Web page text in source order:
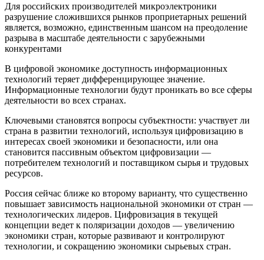
Для российских производителей микроэлектроники
разрушение сложившихся рынков проприетарных решений
является, возможно, единственным шансом на преодоление
разрыва в масштабе деятельности с зарубежными
конкурентами
В цифровой экономике доступность информационных
технологий теряет дифференцирующее значение.
Информационные технологии будут проникать во все сферы
деятельности во всех странах.
Ключевыми становятся вопросы субъектности: участвует ли
страна в развитии технологий, используя цифровизацию в
интересах своей экономики и безопасности, или она
становится пассивным объектом цифровизации —
потребителем технологий и поставщиком сырья и трудовых
ресурсов.
Россия сейчас ближе ко второму варианту, что существенно
повышает зависимость национальной экономики от стран —
технологических лидеров. Цифровизация в текущей
концепции ведет к поляризации доходов — увеличению
экономики стран, которые развивают и контролируют
технологии, и сокращению экономики сырьевых стран.